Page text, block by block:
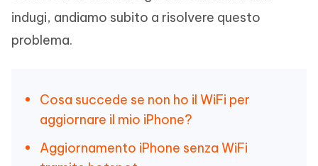
indugi, andiamo subito a risolvere questo
problema.
Cosa succede se non ho il WiFi per
aggiornare il mio iPhone?
Aggiornamento iPhone senza WiFi